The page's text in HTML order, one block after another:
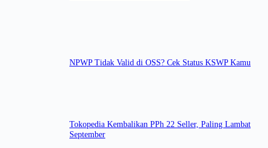
NPWP Tidak Valid di OSS? Cek Status KSWP Kamu
Tokopedia Kembalikan PPh 22 Seller, Paling Lambat
September